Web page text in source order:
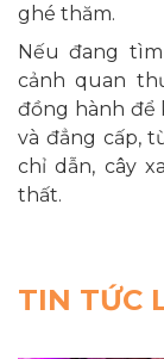
ghé thăm.
Nếu đang
cảnh quan
đồng hành để
và đẳng cấp,
chỉ dẫn, cây
thất.
TIN TỨC